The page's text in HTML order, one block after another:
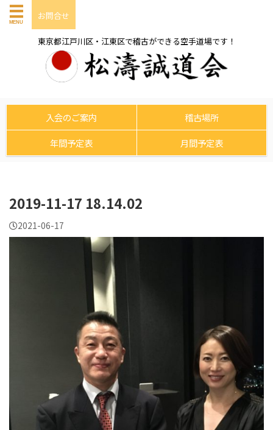
お問合せ
東京都江戸川区・江東区で稽古ができる空手道場です！
入会のご案内
稽古場所
年間予定表
月間予定表
2019-11-17 18.14.02
2021-06-17